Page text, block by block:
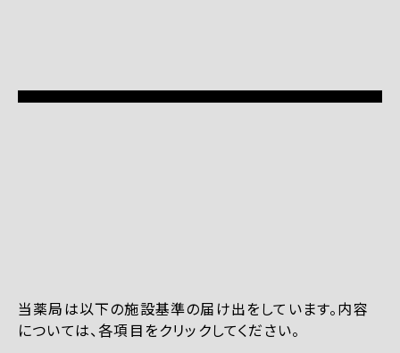
当薬局は以下の施設基準の届け出をしています。内容
については、各項目をクリックしてください。